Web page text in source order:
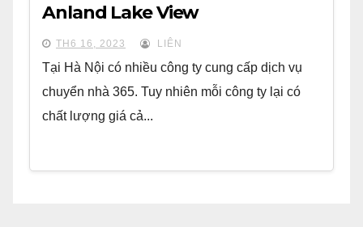
Anland Lake View
TH6 16, 2023 LIÊN
Tại Hà Nội có nhiều công ty cung cấp dịch vụ
chuyển nhà 365. Tuy nhiên mỗi công ty lại có
chất lượng giá cả...